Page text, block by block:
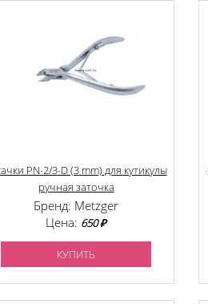
PN-2/3-D (3 mm) для кутикулы
ручная заточка
Бренд: Metzger
Цена: 650 ₽
КУПИТЬ